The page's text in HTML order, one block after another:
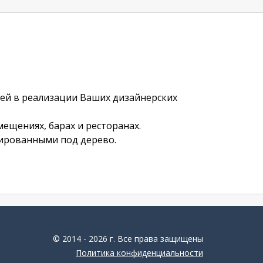
в реализации Ваших дизайнерских
барах и ресторанах.
под дерево.
© 2014 - 2026 г. Все права защищены
Политика конфиденциальности